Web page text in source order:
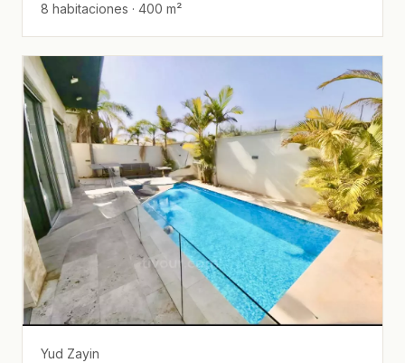
8 habitaciones · 400 m²
Yud Zayin